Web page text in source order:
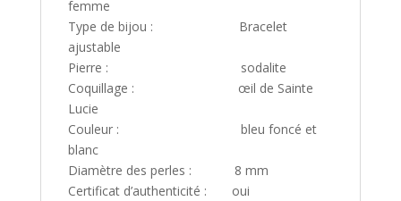
femme
Type de bijou : Bracelet
ajustable
Pierre : sodalite
Coquillage : œil de Sainte
Lucie
Couleur : bleu foncé et
blanc
Diamètre des perles : 8 mm
Certificat d’authenticité : oui